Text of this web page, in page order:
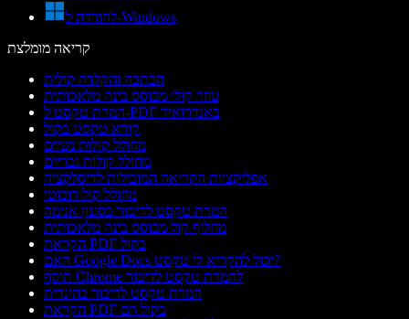
להורדה ל-Windows
קריאה מומלצת
הכתבה והקלדה קולית
עוזר קולי מבוסס בינה מלאכותית
המרת טקסט ל-PDF באנדרואיד
קורא טקסט בקול
מחולל קולות נשיים
מחולל קולות גבריים
אפליקציות הקריאה המובילות לדיסלקציה
מחולל קול רובוטי
המרת טקסט לדיבור בסגנון אנימה
מחליף קול מבוסס בינה מלאכותית
הקראת PDF בקול
האם Google Docs יכול להקריא לי טקסט?
תוסף Chrome להמרת טקסט לדיבור
המרת טקסט לדיבור בהינדית
הקראת PDF בקול רם